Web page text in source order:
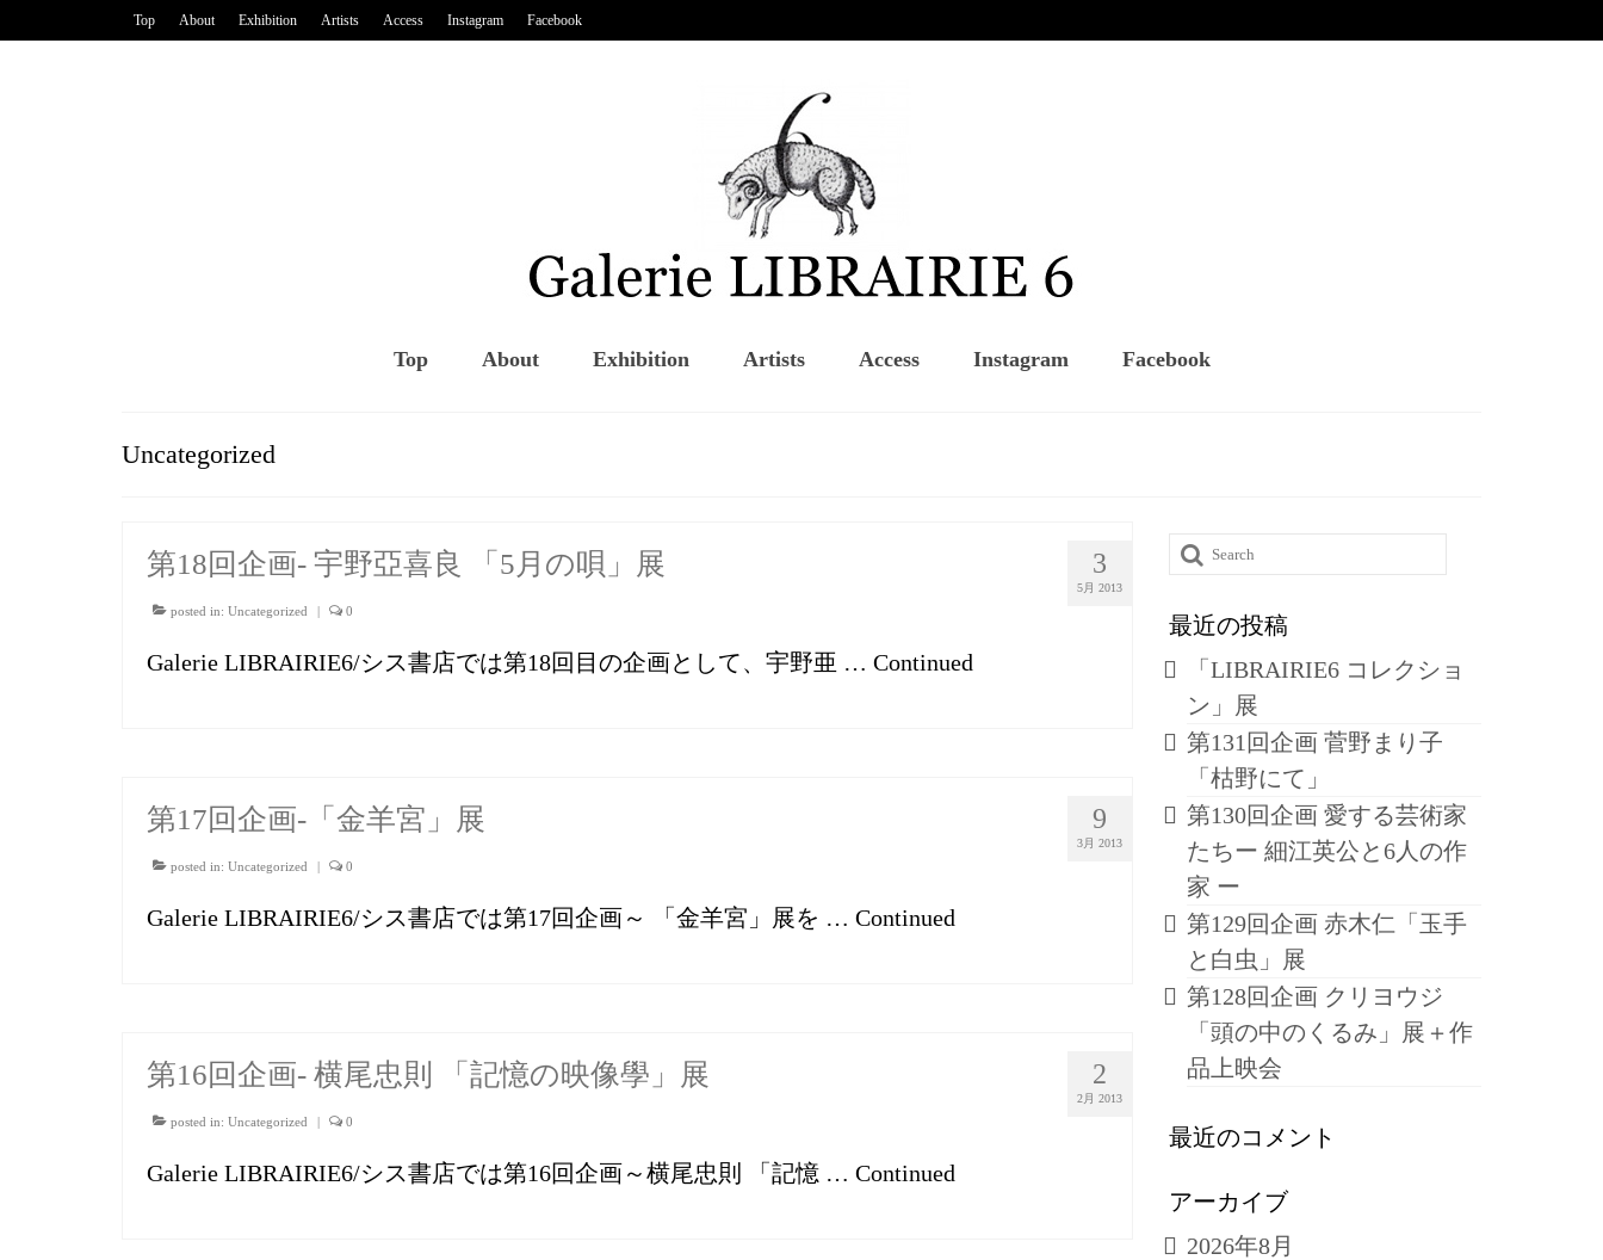
Top About Exhibition Artists Access Instagram Facebook
Top About Exhibition Artists Access Instagram Facebook
Uncategorized
3
5月 2013
第18回企画- 宇野亞喜良 「5月の唄」展
posted in: Uncategorized | 0
Galerie LIBRAIRIE6/シス書店では第18回目の企画として、宇野亜 … Continued
9
3月 2013
第17回企画-「金羊宮」展
posted in: Uncategorized | 0
Galerie LIBRAIRIE6/シス書店では第17回企画～ 「金羊宮」展を … Continued
2
2月 2013
第16回企画- 横尾忠則 「記憶の映像學」展
posted in: Uncategorized | 0
Galerie LIBRAIRIE6/シス書店では第16回企画～横尾忠則 「記憶 … Continued
Search
for:
最近の投稿
「LIBRAIRIE6 コレクショ
ン」展
第131回企画 菅野まり子
「枯野にて」
第130回企画 愛する芸術家
たちー 細江英公と6人の作
家 ー
第129回企画 赤木仁「玉手
と白虫」展
第128回企画 クリヨウジ
「頭の中のくるみ」展＋作
品上映会
最近のコメント
アーカイブ
2026年8月